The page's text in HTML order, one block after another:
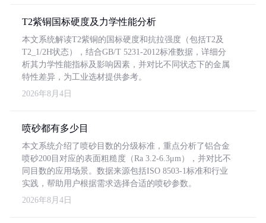
T2紫铜国标硬度及力学性能分析
本文系统解读T2紫铜的国标硬度和抗拉强度（包括T2及
T2_1/2H状态），结合GB/T 5231-2012标准数据，详细分
析其力学性能指标及影响因素，并对比不同状态下的金属
特性差异，为工业选材提供参考。
2026年8月4日
喷砂都有多少目
本文系统介绍了喷砂目数的分级标准，重点分析了铝合金
喷砂200目对应的表面粗糙度（Ra 3.2-6.3μm），并对比不
同目数的应用场景。数据来源包括ISO 8503-1标准和行业
实践，帮助用户根据需求选择合适的喷砂参数。
2026年8月4日